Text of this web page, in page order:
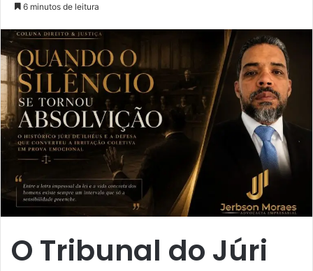
u
m
-
6 minutos de leitura
O Tribunal do Júri